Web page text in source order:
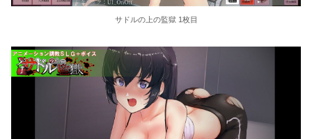
サドルの上の監獄 1枚目